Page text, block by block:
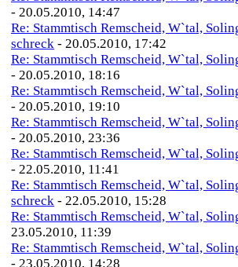
- 20.05.2010, 14:47
Re: Stammtisch Remscheid, W`tal,
schreck - 20.05.2010, 17:42
Re: Stammtisch Remscheid, W`tal,
- 20.05.2010, 18:16
Re: Stammtisch Remscheid, W`tal,
- 20.05.2010, 19:10
Re: Stammtisch Remscheid, W`tal,
- 20.05.2010, 23:36
Re: Stammtisch Remscheid, W`tal,
- 22.05.2010, 11:41
Re: Stammtisch Remscheid, W`tal,
schreck - 22.05.2010, 15:28
Re: Stammtisch Remscheid, W`tal,
23.05.2010, 11:39
Re: Stammtisch Remscheid, W`tal,
- 23.05.2010, 14:28